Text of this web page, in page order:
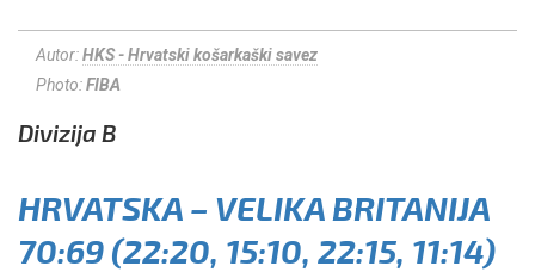
Autor:HKS - Hrvatski košarkaški savez
Photo:FIBA
Divizija B
HRVATSKA – VELIKA BRITANIJA
70:69 (22:20, 15:10, 22:15, 11:14)